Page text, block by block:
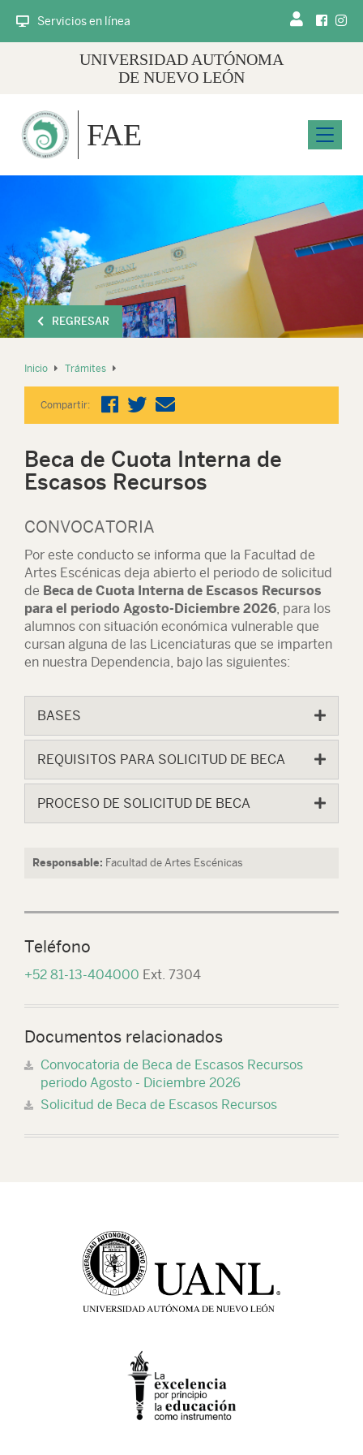
Servicios en línea
UNIVERSIDAD AUTÓNOMA
DE NUEVO LEÓN
Menu
FAE
REGRESAR
Inicio Trámites
Compartir:
Beca de Cuota Interna de
Escasos Recursos
CONVOCATORIA
Por este conducto se informa que la Facultad de
Artes Escénicas deja abierto el periodo de solicitud
de Beca de Cuota Interna de Escasos Recursos
para el periodo Agosto-Diciembre 2026, para los
alumnos con situación económica vulnerable que
cursan alguna de las Licenciaturas que se imparten
en nuestra Dependencia, bajo las siguientes:
BASES
REQUISITOS PARA SOLICITUD DE BECA
PROCESO DE SOLICITUD DE BECA
Responsable: Facultad de Artes Escénicas
Teléfono
+52 81-13-404000 Ext. 7304
Documentos relacionados
Convocatoria de Beca de Escasos Recursos
periodo Agosto - Diciembre 2026
Solicitud de Beca de Escasos Recursos